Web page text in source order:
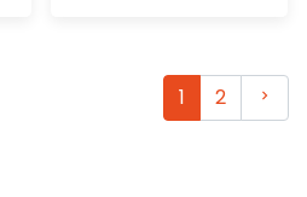
1 2